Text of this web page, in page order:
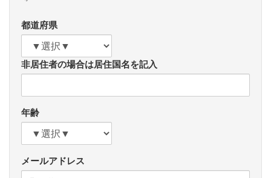
必要があります。今回の様々な会談においては、台湾側から
も、日台の連携の重要性を指摘する声が多く聞かれたところ
です。会談の詳細への言及は差し控えさせていただきます
が、日米の東アジアにおけるもっとも価値と利害を共有する
パートナーの一つとして、今後さらなる関係強化に向けて努
都道府県
非居住者の場合は居住国名を記入
年齢
メールアドレス